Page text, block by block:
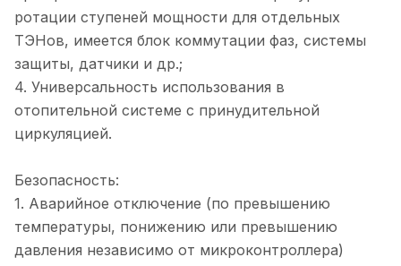
ротации ступеней мощности для отдельных
ТЭНов, имеется блок коммутации фаз, системы
защиты, датчики и др.;
4. Универсальность использования в
отопительной системе с принудительной
циркуляцией.
Безопасность:
1. Аварийное отключение (по превышению
температуры, понижению или превышению
давления независимо от микроконтроллера)